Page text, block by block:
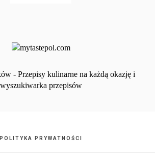
POLITYKA PRYWATNOŚCI